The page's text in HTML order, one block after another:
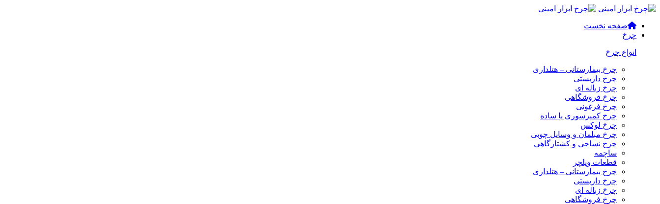
صفحه نخست
چرخ
انواع چرخ
چرخ بیمارستانی – هتلداری
چرخ داربستی
چرخ زباله ای
چرخ فروشگاهی
چرخ فرغونی
چرخ کمپرسوری یا ساده
چرخ لوکس
چرخ مبلمان و وسایل چوبی
چرخ نساجی و کشتارگاهی
ساچمه
قطعات ویلچر
چرخ بیمارستانی – هتلداری
چرخ داربستی
چرخ زباله ای
چرخ فروشگاهی